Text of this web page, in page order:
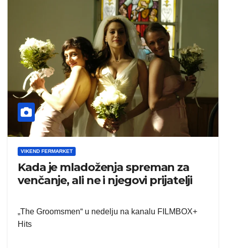
VIKEND FERMARKET
Kada je mladoženja spreman za
venčanje, ali ne i njegovi prijatelji
„The Groomsmen“ u nedelju na kanalu FILMBOX+
Hits